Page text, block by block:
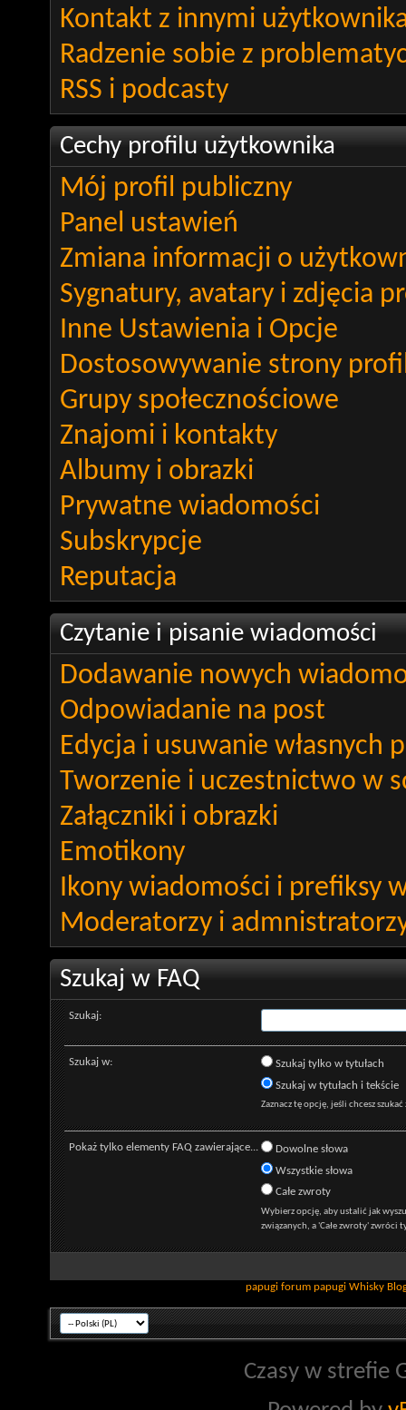
Kontakt z innymi
Radzenie sobie z
RSS i podcasty
Cechy profilu użytkownika
Mój profil publiczny
Panel ustawień
Zmiana informacji o
Sygnatury, avatary i zdjęcia
Inne Ustawienia i Opcje
Dostosowywanie strony
Grupy społecznościowe
Znajomi i kontakty
Albumy i obrazki
Prywatne wiadomości
Subskrypcje
Reputacja
Czytanie i pisanie wiadomości
Dodawanie nowych
Odpowiadanie na post
Edycja i usuwanie własnych
Tworzenie i uczestnictwo w
Załączniki i obrazki
Emotikony
Ikony wiadomości i prefiksy
Moderatorzy i
Szukaj w FAQ
Szukaj:
Szukaj w:
Szukaj tylko w tytułach
Szukaj w tytułach i tekście
Zaznacz tę opcję, jeśli chcesz
Pokaż tylko elementy FAQ zawierające...
Dowolne słowa
Wszystkie słowa
Całe zwroty
Wybierz opcję, aby ustalić jak
związanych, a 'Całe zwroty' zwróci
papugi forum papugi Whisky
Czasy w strefie